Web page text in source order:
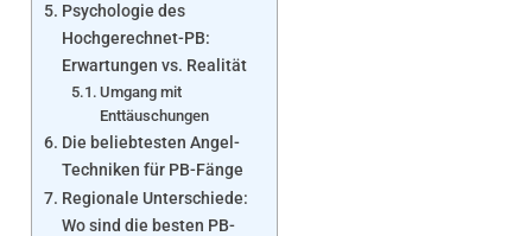
Psychologie des
Hochgerechnet-PB:
Erwartungen vs. Realität
Umgang mit
Enttäuschungen
Die beliebtesten Angel-
Techniken für PB-Fänge
Regionale Unterschiede:
Wo sind die besten PB-